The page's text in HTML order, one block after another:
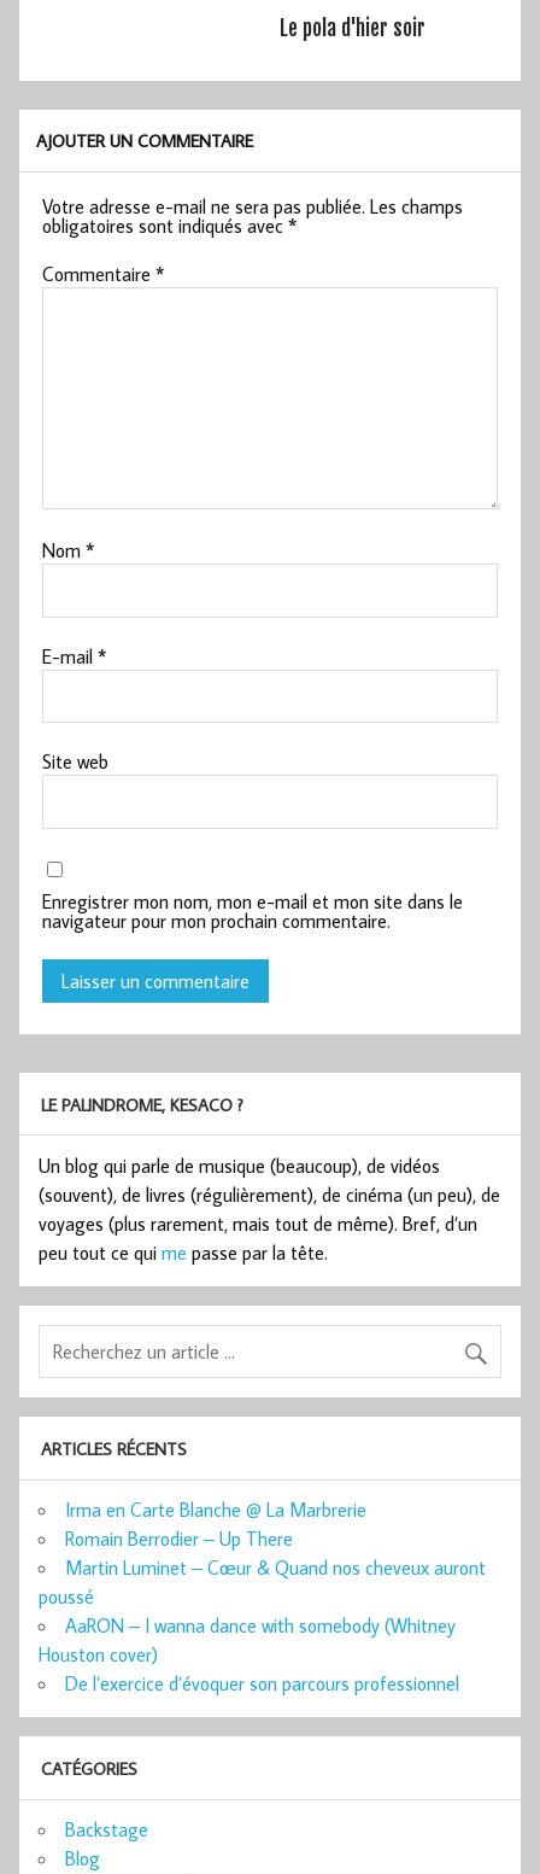
Le pola d'hier soir
AJOUTER UN COMMENTAIRE
Votre adresse e-mail ne sera pas publiée. Les champs
obligatoires sont indiqués avec*
Commentaire*
Nom*
E-mail*
Site web
Enregistrer mon nom, mon e-mail et mon site dans le
navigateur pour mon prochain commentaire.
LE PALINDROME, KESACO ?
Un blog qui parle de musique (beaucoup), de vidéos
(souvent), de livres (régulièrement), de cinéma (un peu), de
voyages (plus rarement, mais tout de même). Bref, d’un
peu tout ce qui me passe par la tête.
ARTICLES RÉCENTS
Irma en Carte Blanche @ La Marbrerie
Romain Berrodier – Up There
Martin Luminet – Cœur & Quand nos cheveux auront
poussé
AaRON – I wanna dance with somebody (Whitney
Houston cover)
De l’exercice d’évoquer son parcours professionnel
CATÉGORIES
Backstage
Blog